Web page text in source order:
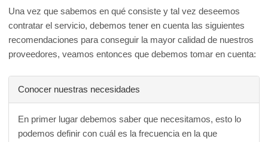
Una vez que sabemos en qué consiste y tal vez deseemos
contratar el servicio, debemos tener en cuenta las siguientes
recomendaciones para conseguir la mayor calidad de nuestros
proveedores, veamos entonces que debemos tomar en cuenta:
Conocer nuestras necesidades
En primer lugar debemos saber que necesitamos, esto lo
podemos definir con cuál es la frecuencia en la que